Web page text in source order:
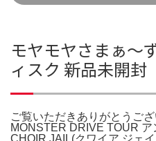
モヤモヤさまぁ～
ィスク 新品未開
ご覧いただきありがとうご
MONSTER DRIVE TOUR ア
CHOIR JAIL(クワイア ジェ